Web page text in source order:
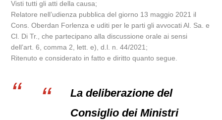
Visti tutti gli atti della causa;
Relatore nell’udienza pubblica del giorno 13 maggio 2021 il
Cons. Oberdan Forlenza e uditi per le parti gli avvocati Al. Sa. e
Cl. Di Tr., che partecipano alla discussione orale ai sensi
dell’art. 6, comma 2, lett. e), d.l. n. 44/2021;
Ritenuto e considerato in fatto e diritto quanto segue.
La deliberazione del
Consiglio dei Ministri